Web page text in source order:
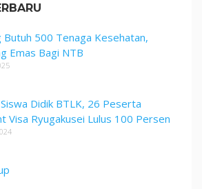
Butuh 500 Tenaga Kesehatan,
Emas Bagi NTB
Didik BTLK, 26 Peserta
Visa Ryugakusei Lulus 100 Persen